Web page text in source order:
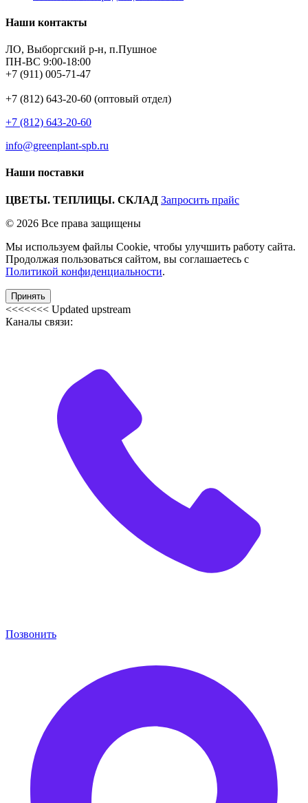
Наши контакты
ЛО, Выборгский р-н, п.Пушное
ПН-ВС 9:00-18:00
+7 (911) 005-71-47
+7 (812) 643-20-60 (оптовый отдел)
+7 (812) 643-20-60
info@greenplant-spb.ru
Наши поставки
ЦВЕТЫ. ТЕПЛИЦЫ. СКЛАД Запросить прайс
© 2026 Все права защищены
Мы используем файлы Cookie, чтобы улучшить работу сайта.
Продолжая пользоваться сайтом, вы соглашаетесь с
Политикой конфиденциальности.
Принять
<<<<<<< Updated upstream
Каналы связи:
Позвонить